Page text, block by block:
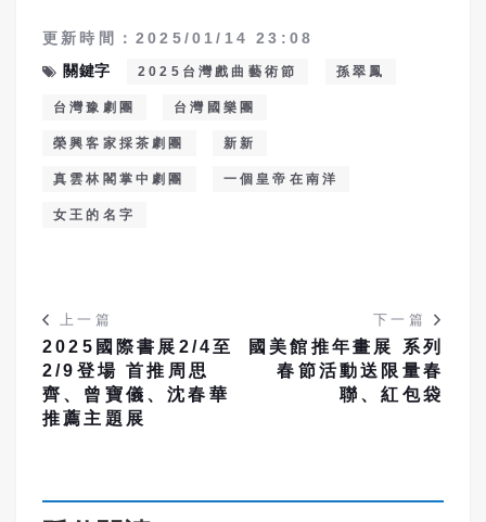
更新時間：2025/01/14 23:08
關鍵字
2025台灣戲曲藝術節 孫翠鳳
台灣豫劇團 台灣國樂團
榮興客家採茶劇團 新新
真雲林閣掌中劇團 一個皇帝在南洋
女王的名字
上一篇
2025國際書展2/4至
2/9登場 首推周思
齊、曾寶儀、沈春華
推薦主題展
下一篇
國美館推年畫展 系列
春節活動送限量春
聯、紅包袋